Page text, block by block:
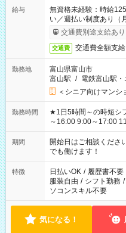
給与
無資格未経験：時給
い／週払い制度あり（
完了次第のお支払いと
交通費別途支給あり
交通費 交通費全額支
勤務地
富山県富山市
富山駅 / 電鉄富山駅
＜シニア向けマンシ
勤務時間
★1日5時間～の時短シフトOK ★スタート時間選
～16:00 9:00～17:00 11:00
の場合、他のお仕事と
せん ※法令に基づき、
象となります ※労働者
り、短時間・短期間の
期間
開始日はご相談くだ
でも働けます！
特徴 日払いOK / 履歴書不要
服装自由 / シフト勤務 /
ソコンスキル不要
気になる！